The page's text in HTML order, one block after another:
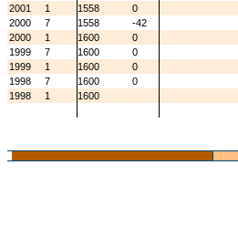
2001
1 1558
0
2000
7 1558
-42
2000
1 1600
0
1999
7 1600
0
1999
1 1600
0
1998
7 1600
0
1998
1 1600